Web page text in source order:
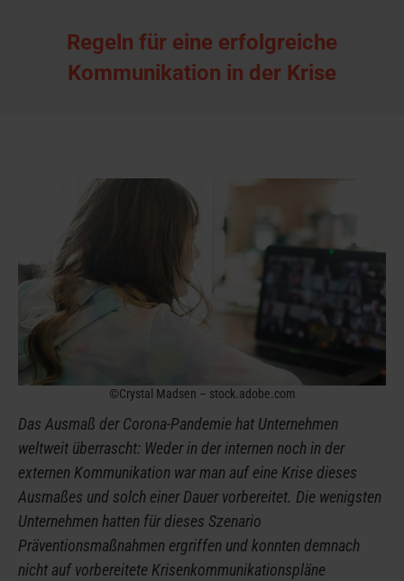
Regeln für eine erfolgreiche
Kommunikation in der Krise
©Crystal Madsen – stock.adobe.com
Das Ausmaß der Corona-Pandemie hat Unternehmen
weltweit überrascht: Weder in der internen noch in der
externen Kommunikation war man auf eine Krise dieses
Ausmaßes und solch einer Dauer vorbereitet. Die wenigsten
Unternehmen hatten für dieses Szenario
Präventionsmaßnahmen ergriffen und konnten demnach
nicht auf vorbereitete Krisenkommunikationspläne